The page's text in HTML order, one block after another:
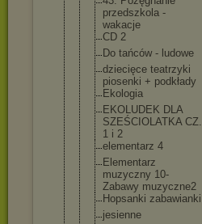
przedszkola -
wakacje
CD 2
Do tańców - ludowe
dziecięce teatrzyki
piosenki + podkłady
Ekologia
EKOLUDEK DLA
SZEŚCIOLATKA CZ.
1 i 2
elementarz 4
Elementarz
muzyczny 10-
Zabawy muzyczne2
Hopsanki zabawianki
jesienne